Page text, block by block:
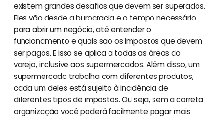
existem grandes desafios que devem ser superados.
Eles vão desde a burocracia e o tempo necessário
para abrir um negócio, até entender o
funcionamento e quais são os impostos que devem
ser pagos. E isso se aplica a todas as áreas do
varejo, inclusive aos supermercados. Além disso, um
supermercado trabalha com diferentes produtos,
cada um deles está sujeito à incidência de
diferentes tipos de impostos. Ou seja, sem a correta
organização você poderá facilmente pagar mais